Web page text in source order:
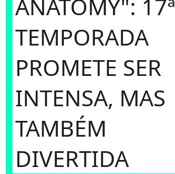
ANATOMY": 17ª
TEMPORADA
PROMETE SER
INTENSA, MAS
TAMBÉM
DIVERTIDA